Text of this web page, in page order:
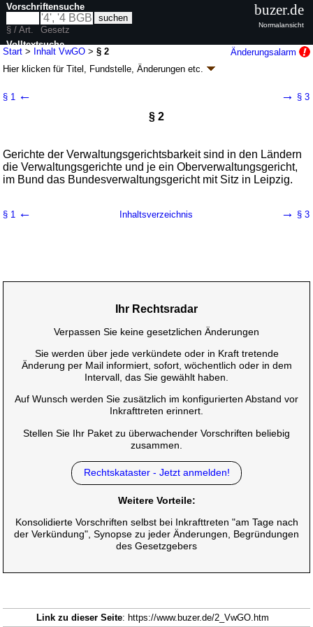
Start > Inhalt VwGO >§ 2
Änderungsalarm
Hier klicken fürTitel, Fundstelle, Änderungen etc.
BGBl. 2026 I Nr. 152
77 weitere Fassungen | wird in 451 Vorschriften zitiert
Teil I Gerichtsverfassung
1. Abschnitt Gerichte
§ 1 ← → § 3
§ 2
Gerichte der Verwaltungsgerichtsbarkeit sind in den Ländern
die Verwaltungsgerichte und je ein Oberverwaltungsgericht,
im Bund das Bundesverwaltungsgericht mit Sitz in Leipzig.
§ 1 ← Inhaltsverzeichnis → § 3
Vorschriftensuche
§ / Art.
Gesetz
Volltextsuche
nur in VwGO
buzer.de
Normalansicht
Ihr Rechtsradar
Verpassen Sie keine gesetzlichen Änderungen
Sie werden über jede verkündete oder in Kraft tretende
Änderung per Mail informiert, sofort, wöchentlich oder in dem
Intervall, das Sie gewählt haben.
Auf Wunsch werden Sie zusätzlich im konfigurierten Abstand vor
Inkrafttreten erinnert.
Stellen Sie Ihr Paket zu überwachender Vorschriften beliebig
zusammen.
Rechtskataster - Jetzt anmelden!
Weitere Vorteile:
Konsolidierte Vorschriften selbst bei Inkrafttreten "am Tage nach
der Verkündung", Synopse zu jeder Änderungen, Begründungen
des Gesetzgebers
Link zu dieser Seite: https://www.buzer.de/2_VwGO.htm